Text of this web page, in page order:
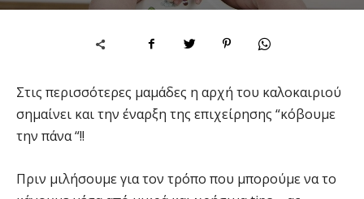
Στις περισσότερες μαμάδες η αρχή του καλοκαιριού
σημαίνει και την έναρξη της επιχείρησης “κόβουμε
την πάνα “!!
Πριν μιλήσουμε για τον τρόπο που μπορούμε να το